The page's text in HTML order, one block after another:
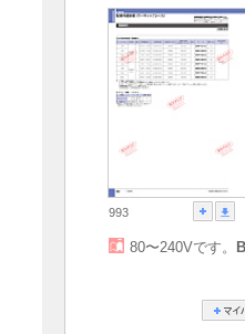
993
80〜240Vです。